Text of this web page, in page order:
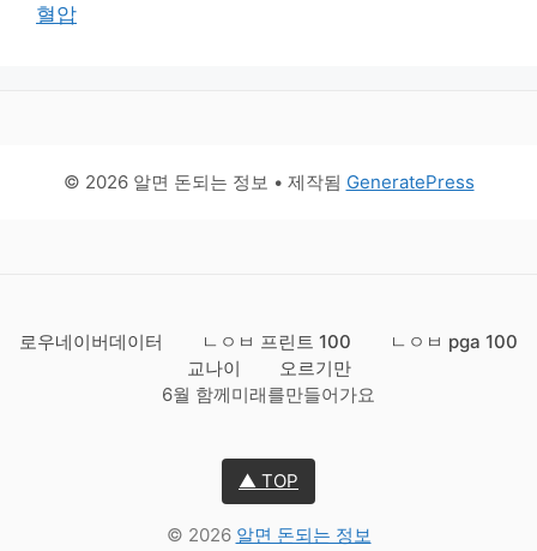
혈압
© 2026 알면 돈되는 정보 • 제작됨 GeneratePress
로우네이버데이터 ㄴㅇㅂ 프린트 100
ㄴㅇㅂ pga 100
교나이
오르기만
6월 함께미래를만들어가요
▲ TOP
© 2026 알면 돈되는 정보